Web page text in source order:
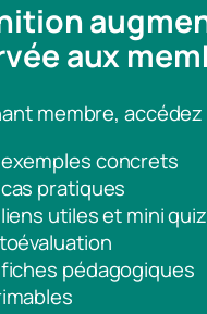
aux
membre, accédez
concrets
pratiques
utiles et mini quiz
pédagogiques